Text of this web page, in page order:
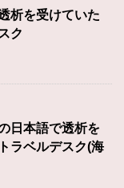
析を受けていた
ク
日本語で透析を
ラベルデスク(海